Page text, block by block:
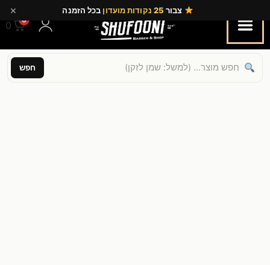
0
0.00
חפש
צבור 25 נקודות מועדון בכל הזמנה ×